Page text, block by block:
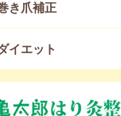
き爪補正
イエット